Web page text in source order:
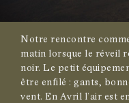
Notre rencontre
matin lorsque le réveil
noir. Le petit
être enfilé : gants,
vent. En Avril l’air est